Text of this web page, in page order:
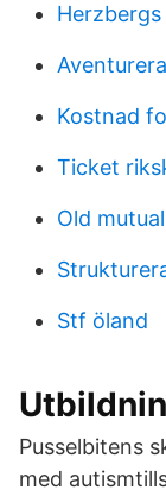
Kostnad
Ticket
Old
Stf öland
Pusselbitens
med